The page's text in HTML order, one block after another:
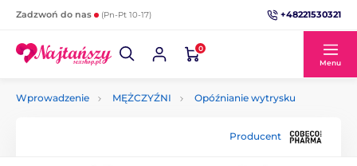
Zadzwoń do nas (Pn-Pt 10-17) +48221530321
0
Menu
Wprowadzenie MĘŻCZYŹNI Opóźnianie wytrysku
Producent